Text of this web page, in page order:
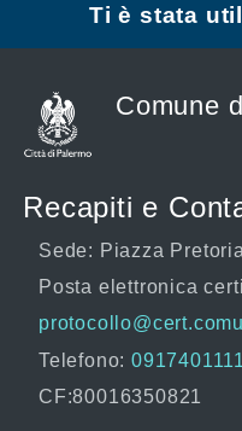
Ti è stata
Comune
Recapiti e
Sede: Piazza
Posta elettronica
Telefono: 0917401111
CF:80016350821